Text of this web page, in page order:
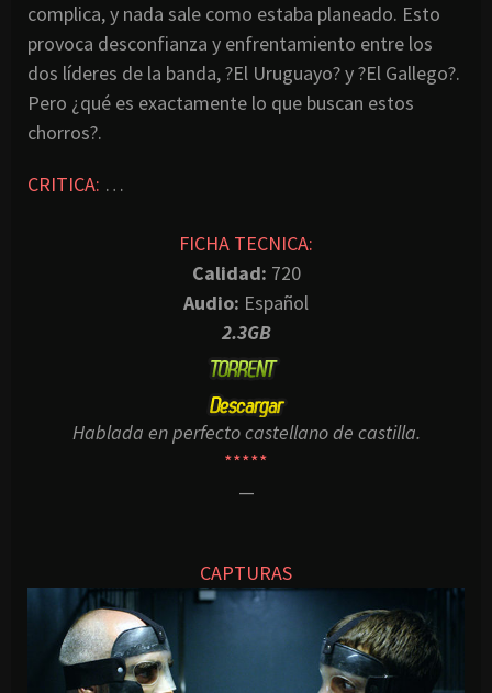
complica, y nada sale como estaba planeado. Esto
provoca desconfianza y enfrentamiento entre los
dos líderes de la banda, ?El Uruguayo? y ?El Gallego?.
Pero ¿qué es exactamente lo que buscan estos
chorros?.
CRITICA: …
FICHA TECNICA:
Calidad: 720
Audio: Español
2.3GB
Hablada en perfecto castellano de castilla.
*****
—
CAPTURAS